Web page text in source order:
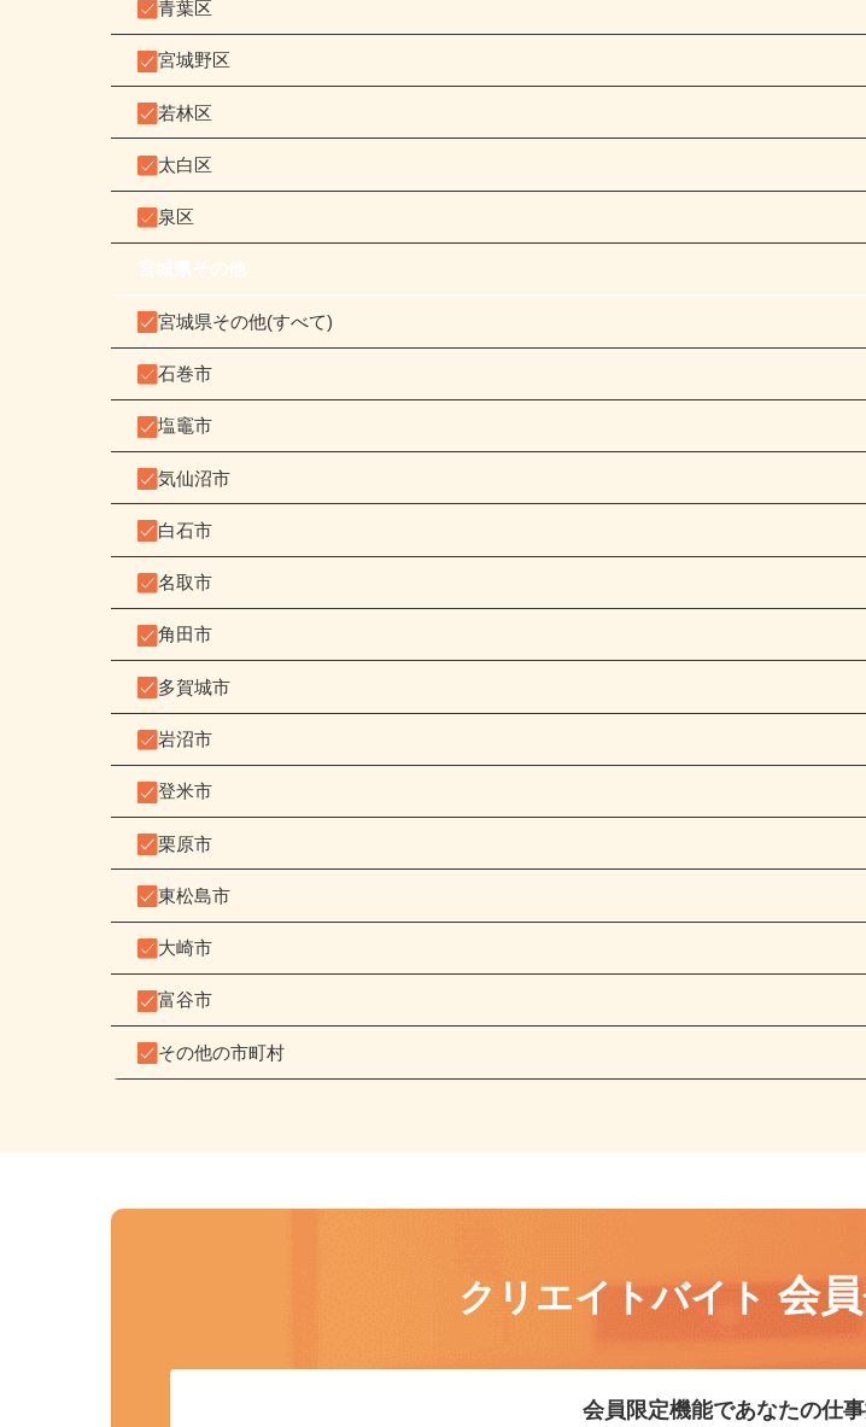
青葉区
宮城野区
若林区
太白区
泉区
宮城県その他
宮城県その他(すべて)
石巻市
岩沼市
登米市
栗原市
東松島市
大崎市
富谷市
その他の市町村
クリエイトバイト 会